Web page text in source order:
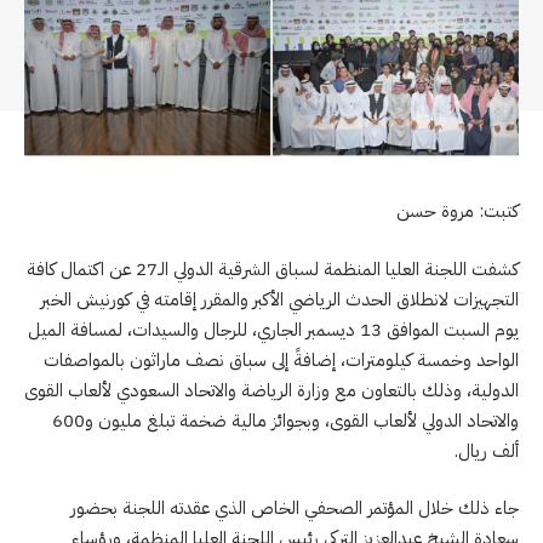
كتبت: مروة حسن
كشفت اللجنة العليا المنظمة لسباق الشرقية الدولي الـ27 عن اكتمال كافة
التجهيزات لانطلاق الحدث الرياضي الأكبر والمقرر إقامته في كورنيش الخبر
يوم السبت الموافق 13 ديسمبر الجاري، للرجال والسيدات، لمسافة الميل
الواحد وخمسة كيلومترات، إضافةً إلى سباق نصف ماراثون بالمواصفات
الدولية، وذلك بالتعاون مع وزارة الرياضة والاتحاد السعودي لألعاب القوى
والاتحاد الدولي لألعاب القوى، وبجوائز مالية ضخمة تبلغ مليون و600
ألف ريال.
جاء ذلك خلال المؤتمر الصحفي الخاص الذي عقدته اللجنة بحضور